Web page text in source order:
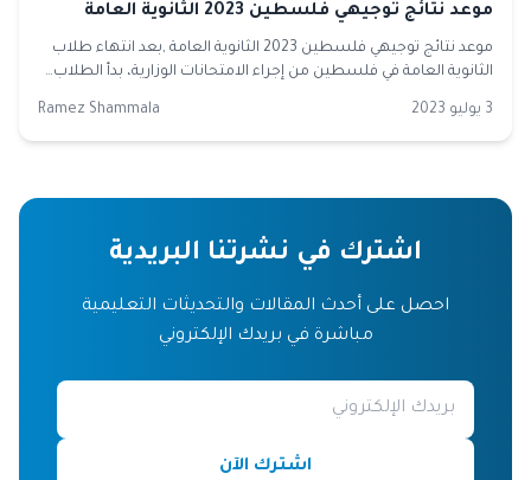
موعد نتائج توجيهي فلسطين 2023 الثانوية العامة
موعد نتائج توجيهي فلسطين 2023 الثانوية العامة ,بعد انتهاء طلاب
الثانوية العامة في فلسطين من إجراء الامتحانات الوزارية، بدأ الطلاب…
3 يوليو 2023 Ramez Shammala
اشترك في نشرتنا البريدية
احصل على أحدث المقالات والتحديثات التعليمية
مباشرة في بريدك الإلكتروني
اشترك الآن